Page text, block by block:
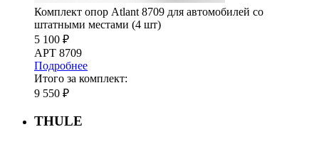
Комплект опор Atlant 8709 для автомобилей со
штатными местами (4 шт)
5 100 ₽
АРТ 8709
Подробнее
Итого за комплект:
9 550 ₽
THULE